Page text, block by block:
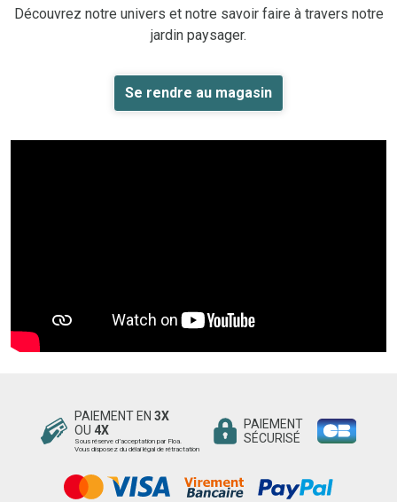
Découvrez notre univers et notre savoir faire à travers notre
jardin paysager.
Se rendre au magasin
PAIEMENT EN 3X
OU 4X
Sous réserve d’acceptation par Floa.
Vous disposez du délai légal de rétractation
PAIEMENT
SÉCURISÉ